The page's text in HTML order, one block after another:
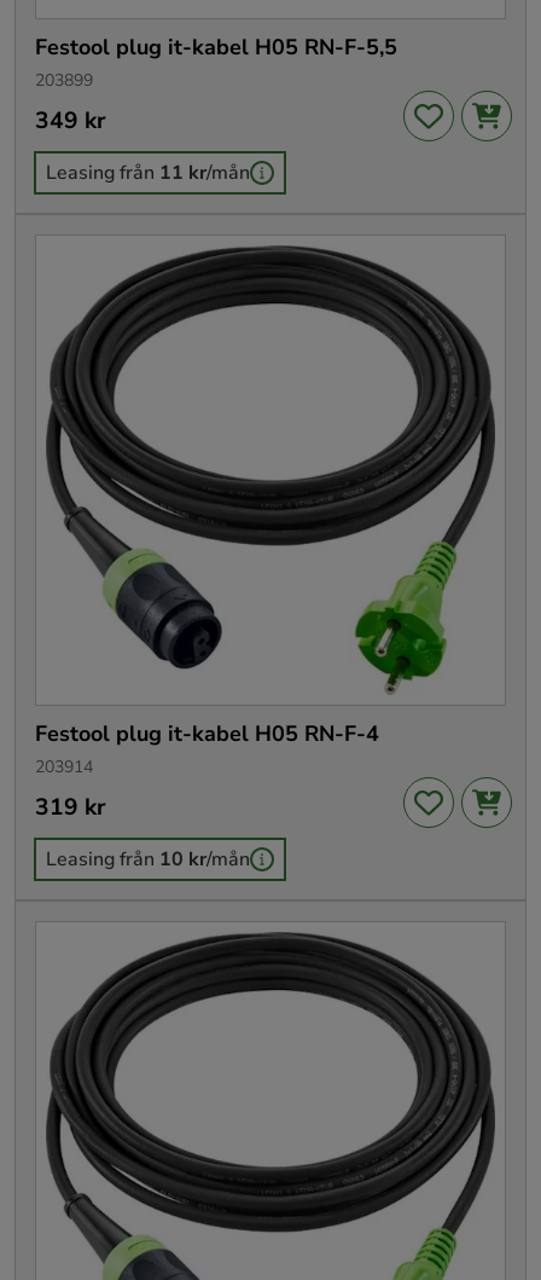
Festool plug it-kabel H05 RN-F-5,5
203899
Pris: 349 kr
349 kr
Leasing från 11 kr/mån
Festool plug it-kabel H05 RN-F-4
203914
Pris: 319 kr
319 kr
Leasing från 10 kr/mån